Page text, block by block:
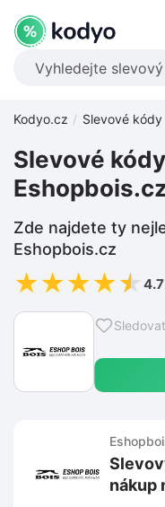
Kodyo.cz Slevové
Sledovat
Slevové
Zde najdete ty
Eshopbois.cz
★★★★★ 4.7
nákup